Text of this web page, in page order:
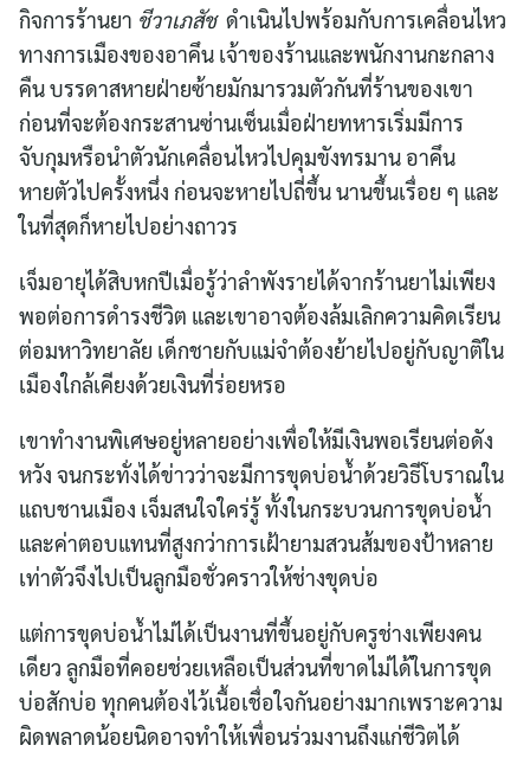
กิจการร้านยา ชีวาเภสัช ดำเนินไปพร้อมกับการเคลื่อนไหว
ทางการเมืองของอาคึน เจ้าของร้านและพนักงานกะกลาง
คืน บรรดาสหายฝ่ายซ้ายมักมารวมตัวกันที่ร้านของเขา
ก่อนที่จะต้องกระสานซ่านเซ็นเมื่อฝ่ายทหารเริ่มมีการ
จับกุมหรือนำตัวนักเคลื่อนไหวไปคุมขังทรมาน อาคึน
หายตัวไปครั้งหนึ่ง ก่อนจะหายไปถี่ขึ้น นานขึ้นเรื่อย ๆ และ
ในที่สุดก็หายไปอย่างถาวร
เจ็มอายุได้สิบหกปีเมื่อรู้ว่าลำพังรายได้จากร้านยาไม่เพียง
พอต่อการดำรงชีวิต และเขาอาจต้องล้มเลิกความคิดเรียน
ต่อมหาวิทยาลัย เด็กชายกับแม่จำต้องย้ายไปอยู่กับญาติใน
เมืองใกล้เคียงด้วยเงินที่ร่อยหรอ
เขาทำงานพิเศษอยู่หลายอย่างเพื่อให้มีเงินพอเรียนต่อดัง
หวัง จนกระทั่งได้ข่าวว่าจะมีการขุดบ่อน้ำด้วยวิธีโบราณใน
แถบชานเมือง เจ็มสนใจใคร่รู้ ทั้งในกระบวนการขุดบ่อน้ำ
และค่าตอบแทนที่สูงกว่าการเฝ้ายามสวนส้มของป้าหลาย
เท่าตัวจึงไปเป็นลูกมือชั่วคราวให้ช่างขุดบ่อ
แต่การขุดบ่อน้ำไม่ได้เป็นงานที่ขึ้นอยู่กับครูช่างเพียงคน
เดียว ลูกมือที่คอยช่วยเหลือเป็นส่วนที่ขาดไม่ได้ในการขุด
บ่อสักบ่อ ทุกคนต้องไว้เนื้อเชื่อใจกันอย่างมากเพราะความ
ผิดพลาดน้อยนิดอาจทำให้เพื่อนร่วมงานถึงแก่ชีวิตได้